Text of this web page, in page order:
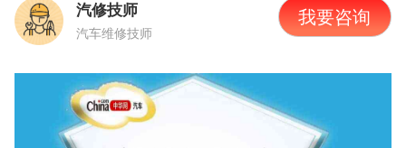
汽修技师
汽车维修技师
我要咨询